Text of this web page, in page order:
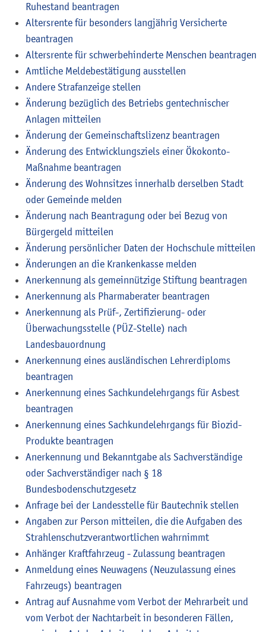
Ruhestand beantragen
Altersrente für besonders langjährig Versicherte
beantragen
Altersrente für schwerbehinderte Menschen beantragen
Amtliche Meldebestätigung ausstellen
Andere Strafanzeige stellen
Änderung bezüglich des Betriebs gentechnischer
Anlagen mitteilen
Änderung der Gemeinschaftslizenz beantragen
Änderung des Entwicklungsziels einer Ökokonto-
Maßnahme beantragen
Änderung des Wohnsitzes innerhalb derselben Stadt
oder Gemeinde melden
Änderung nach Beantragung oder bei Bezug von
Bürgergeld mitteilen
Änderung persönlicher Daten der Hochschule mitteilen
Änderungen an die Krankenkasse melden
Anerkennung als gemeinnützige Stiftung beantragen
Anerkennung als Pharmaberater beantragen
Anerkennung als Prüf-, Zertifizierung- oder
Überwachungsstelle (PÜZ-Stelle) nach
Landesbauordnung
Anerkennung eines ausländischen Lehrerdiploms
beantragen
Anerkennung eines Sachkundelehrgangs für Asbest
beantragen
Anerkennung eines Sachkundelehrgangs für Biozid-
Produkte beantragen
Anerkennung und Bekanntgabe als Sachverständige
oder Sachverständiger nach § 18
Bundesbodenschutzgesetz
Anfrage bei der Landesstelle für Bautechnik stellen
Angaben zur Person mitteilen, die die Aufgaben des
Strahlenschutzverantwortlichen wahrnimmt
Anhänger Kraftfahrzeug - Zulassung beantragen
Anmeldung eines Neuwagens (Neuzulassung eines
Fahrzeugs) beantragen
Antrag auf Ausnahme vom Verbot der Mehrarbeit und
vom Verbot der Nachtarbeit in besonderen Fällen,